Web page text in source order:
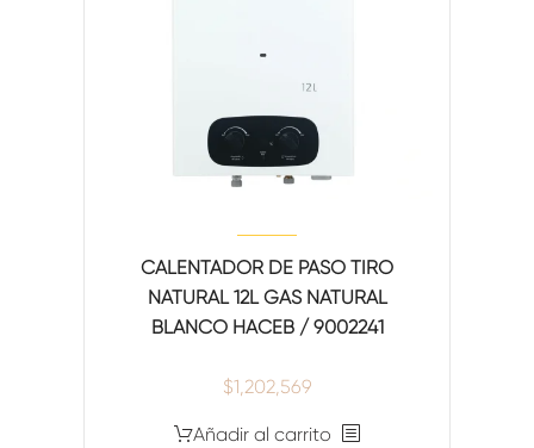
CALENTADOR DE PASO TIRO
NATURAL 12L GAS NATURAL
BLANCO HACEB / 9002241
$1,202,569
Añadir al carrito